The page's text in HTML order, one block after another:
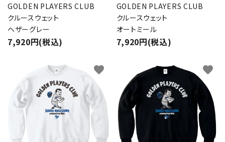
GOLDEN PLAYERS CLUB
クルースウェット
ヘザーグレー
7,920円(税込)
GOLDEN PLAYERS CLUB
クルースウェット
オートミール
7,920円(税込)
favorite favorite